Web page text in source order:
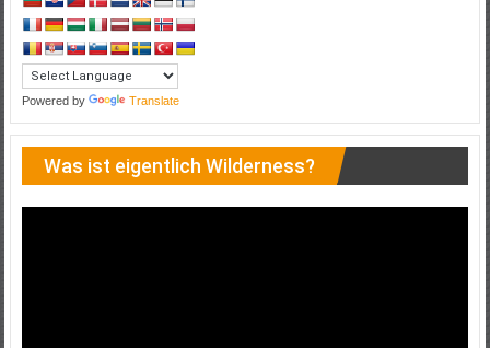
Powered by Translate
Was ist eigentlich Wilderness?